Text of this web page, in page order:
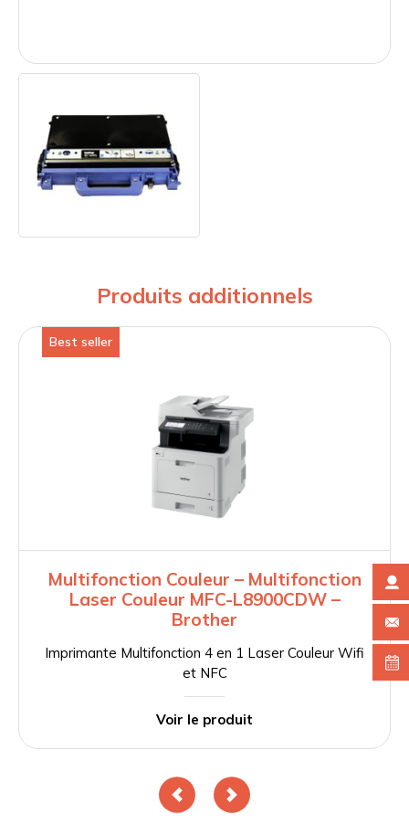
Produits additionnels
Best seller
Multifonction Couleur – Multifonction
Laser Couleur MFC-L8900CDW –
Brother
Imprimante Multifonction 4 en 1 Laser Couleur Wifi
et NFC
Voir le produit